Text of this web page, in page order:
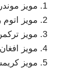
مویز
مویز
مویز
مویز
مویز